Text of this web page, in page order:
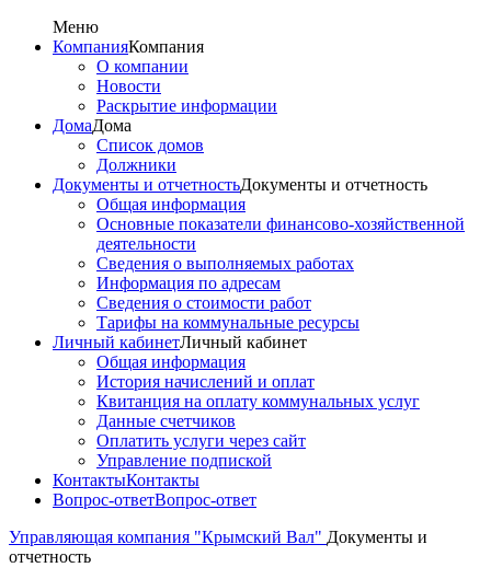
Меню
КомпанияКомпания
О компании
Новости
Раскрытие информации
ДомаДома
Список домов
Должники
Документы и отчетностьДокументы и отчетность
Общая информация
Основные показатели финансово-хозяйственной
деятельности
Сведения о выполняемых работах
Информация по адресам
Сведения о стоимости работ
Тарифы на коммунальные ресурсы
Личный кабинетЛичный кабинет
Общая информация
История начислений и оплат
Квитанция на оплату коммунальных услуг
Данные счетчиков
Оплатить услуги через сайт
Управление подпиской
КонтактыКонтакты
Вопрос-ответВопрос-ответ
Управляющая компания "Крымский Вал" Документы и
отчетность